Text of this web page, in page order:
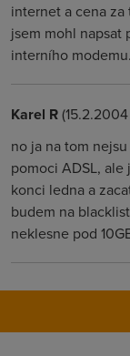
internet a cena
jsem mohl napsat
interního
Karel R(15.2.2004
no ja na tom
pomoci ADSL,
konci ledna a
budem na
neklesne pod